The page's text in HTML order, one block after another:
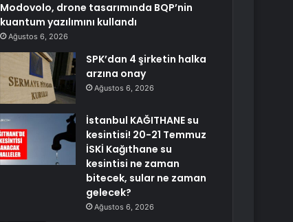
Modovolo, drone tasarımında BQP’nin
kuantum yazılımını kullandı
Ağustos 6, 2026
SPK’dan 4 şirketin halka
arzına onay
Ağustos 6, 2026
İstanbul KAĞITHANE su
kesintisi! 20-21 Temmuz
İSKİ Kağıthane su
kesintisi ne zaman
bitecek, sular ne zaman
gelecek?
Ağustos 6, 2026